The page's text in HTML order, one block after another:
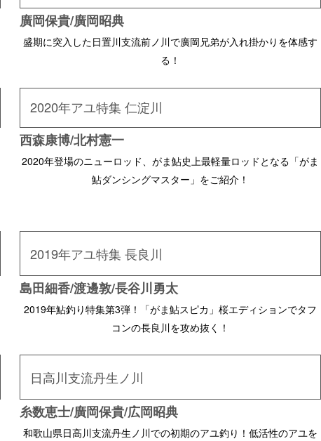
廣岡保貴/廣岡昭典
盛期に突入した日置川支流前ノ川で廣岡兄弟が入れ掛かりを体感す
る！
2020年アユ特集 仁淀川
西森康博/北村憲一
2020年登場のニューロッド、がま鮎史上最軽量ロッドとなる「がま
鮎ダンシングマスター」をご紹介！
2019年アユ特集 長良川
島田細香/渡邊敦/長谷川勇太
2019年鮎釣り特集第3弾！「がま鮎スピカ」桜エディションでタフ
コンの長良川を攻め抜く！
日高川支流丹生ノ川
糸数恵士/廣岡保貴/広岡昭典
和歌山県日高川支流丹生ノ川での初期のアユ釣り！低活性のアユを